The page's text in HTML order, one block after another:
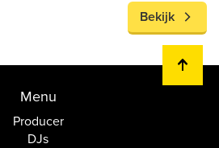
Bekijk
Menu
Producer
DJs